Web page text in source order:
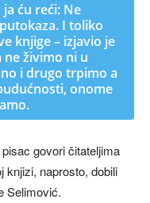
ću reći: Ne
I toliko
knjige – izjavio je
ne živimo ni u
i drugo trpimo a
onome
govori čitateljima
knjizi, naprosto, dobili
Selimović.